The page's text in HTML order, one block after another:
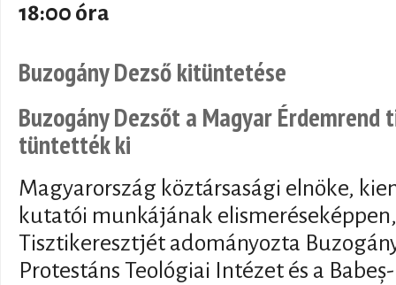
18:00 óra
Buzogány Dezső kitüntetése
Buzogány Dezsőt a Magyar
tüntették ki
Magyarország köztársasági elnöke,
kutatói munkájának
Tisztikeresztjét adományozta
Protestáns Teológiai Intézet és a